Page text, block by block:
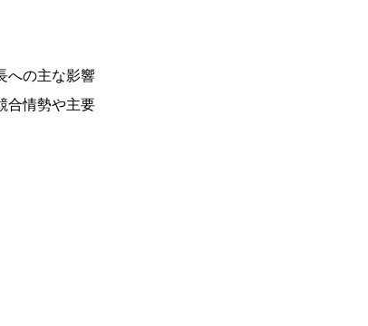
への主な影響
合情勢や主要